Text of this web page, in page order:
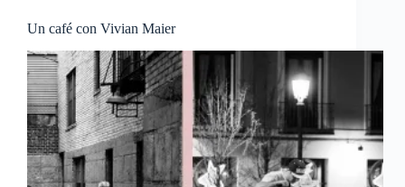
Un café con Vivian Maier